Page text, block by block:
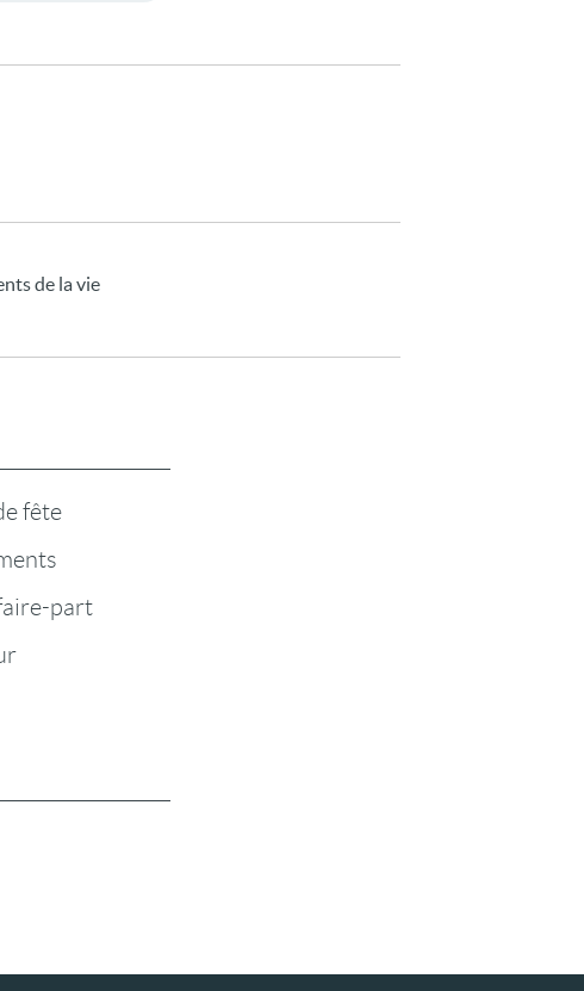
de la vie
fête
part